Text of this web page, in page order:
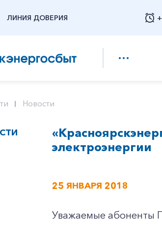
ЛИНИЯ ДОВЕРИЯ
Новости
электроэнергии
25 ЯНВАРЯ 2018
Уважаемые абоненты